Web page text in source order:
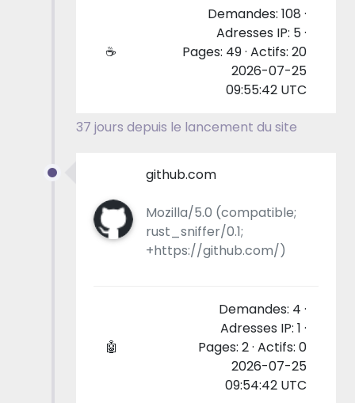
☕
Demandes: 108 ·
Adresses IP: 5 ·
Pages: 49 · Actifs: 20
2026-07-25
09:55:42 UTC
37 jours depuis le lancement du site
github.com
Mozilla/5.0 (compatible;
rust_sniffer/0.1;
+https://github.com/)
🤖
Demandes: 4 ·
Adresses IP: 1 ·
Pages: 2 · Actifs: 0
2026-07-25
09:54:42 UTC